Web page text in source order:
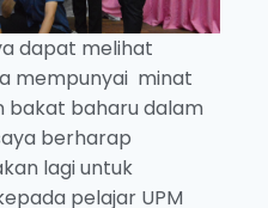
dapat melihat
mempunyai minat
bakat baharu dalam
berharap
lagi untuk
pelajar UPM